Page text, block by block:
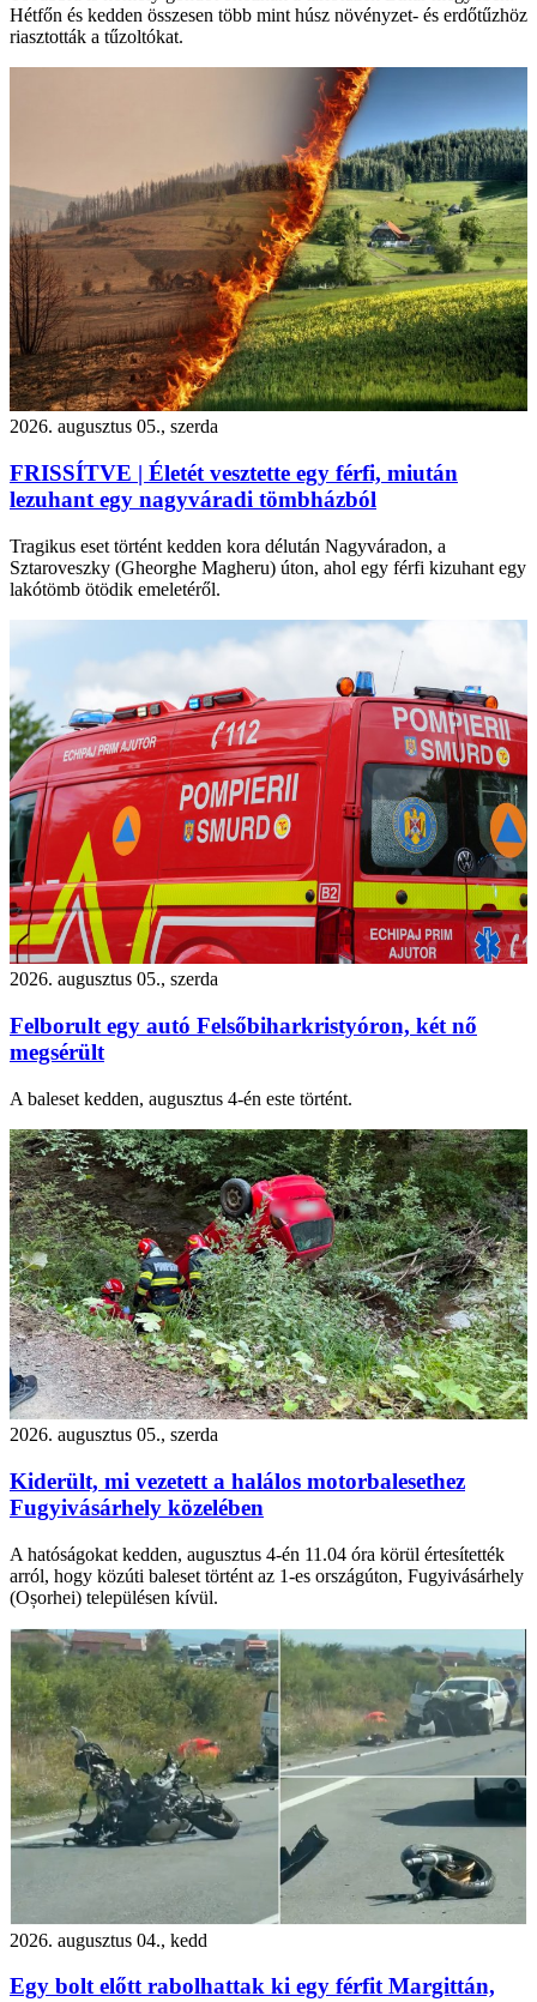
Hétfőn és kedden összesen több mint húsz növényzet- és erdőtűzhöz
riasztották a tűzoltókat.
2026. augusztus 05., szerda
FRISSÍTVE | Életét vesztette egy férfi, miután
lezuhant egy nagyváradi tömbházból
Tragikus eset történt kedden kora délután Nagyváradon, a
Sztaroveszky (Gheorghe Magheru) úton, ahol egy férfi kizuhant egy
lakótömb ötödik emeletéről.
2026. augusztus 05., szerda
Felborult egy autó Felsőbiharkristyóron, két nő
megsérült
A baleset kedden, augusztus 4-én este történt.
2026. augusztus 05., szerda
Kiderült, mi vezetett a halálos motorbalesethez
Fugyivásárhely közelében
A hatóságokat kedden, augusztus 4-én 11.04 óra körül értesítették
arról, hogy közúti baleset történt az 1-es országúton, Fugyivásárhely
(Oșorhei) településen kívül.
2026. augusztus 04., kedd
Egy bolt előtt rabolhattak ki egy férfit Margittán,